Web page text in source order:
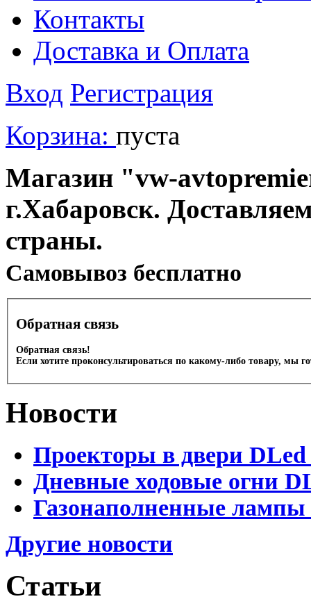
Контакты
Доставка и Оплата
Вход Регистрация
Корзина: пуста
Магазин "vw-
г.Хабаровск.
страны.
Cамовывоз бесплатно
Обратная связь
Обратная связь!
Если хотите проконсультироваться по какому-либо товару, мы
Новости
Проекторы в двери DLed
Дневные ходовые огни
Газонаполненные
Другие новости
Статьи